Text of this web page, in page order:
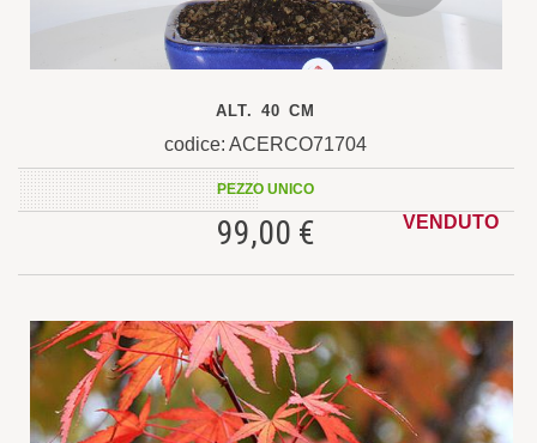
ALT. 40 CM
codice: ACERCO71704
PEZZO UNICO
99,00 € VENDUTO